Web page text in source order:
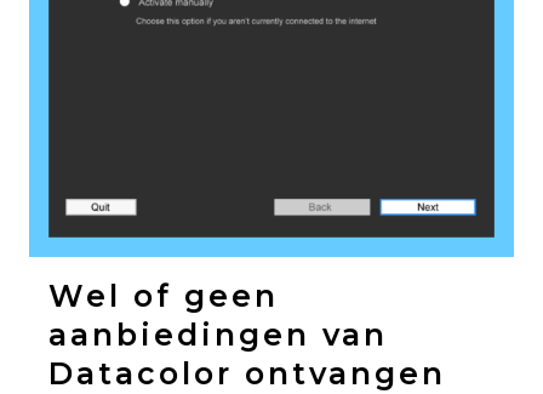
Wel of geen
aanbiedingen van
Datacolor ontvangen